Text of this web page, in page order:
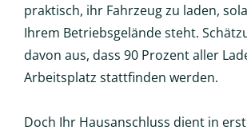
praktisch, ihr Fahrzeug zu laden,
Ihrem Betriebsgelände steht.
davon aus, dass 90 Prozent aller
Arbeitsplatz stattfinden werden.
Doch Ihr Hausanschluss dient in